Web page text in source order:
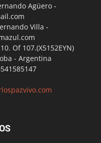
Agüero -
Villa -
Of 107.(X5152EYN)
- Argentina